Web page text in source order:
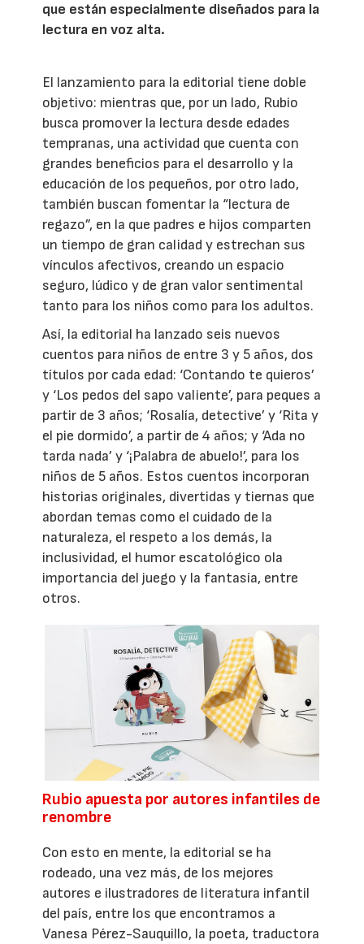
que están especialmente diseñados para la
lectura en voz alta.
El lanzamiento para la editorial tiene doble
objetivo: mientras que, por un lado, Rubio
busca promover la lectura desde edades
tempranas, una actividad que cuenta con
grandes beneficios para el desarrollo y la
educación de los pequeños, por otro lado,
también buscan fomentar la “lectura de
regazo”, en la que padres e hijos comparten
un tiempo de gran calidad y estrechan sus
vínculos afectivos, creando un espacio
seguro, lúdico y de gran valor sentimental
tanto para los niños como para los adultos.
Así, la editorial ha lanzado seis nuevos
cuentos para niños de entre 3 y 5 años, dos
títulos por cada edad: ‘Contando te quieros’
y ‘Los pedos del sapo valiente’, para peques a
partir de 3 años; ‘Rosalía, detective’ y ‘Rita y
el pie dormido’, a partir de 4 años; y ‘Ada no
tarda nada’ y ‘¡Palabra de abuelo!’, para los
niños de 5 años. Estos cuentos incorporan
historias originales, divertidas y tiernas que
abordan temas como el cuidado de la
naturaleza, el respeto a los demás, la
inclusividad, el humor escatológico ola
importancia del juego y la fantasía, entre
otros.
Rubio apuesta por autores infantiles de
renombre
Con esto en mente, la editorial se ha
rodeado, una vez más, de los mejores
autores e ilustradores de literatura infantil
del país, entre los que encontramos a
Vanesa Pérez-Sauquillo, la poeta, traductora